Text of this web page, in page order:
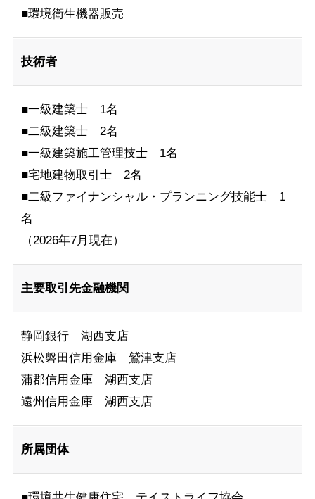
■環境衛生機器販売
技術者
■一級建築士 1名
■二級建築士 2名
■一級建築施工管理技士 1名
■宅地建物取引士 2名
■二級ファイナンシャル・プランニング技能士 1
名
（2026年7月現在）
主要取引先金融機関
静岡銀行 湖西支店
浜松磐田信用金庫 鷲津支店
蒲郡信用金庫 湖西支店
遠州信用金庫 湖西支店
所属団体